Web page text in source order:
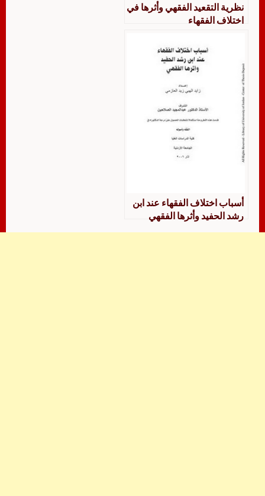
نظرية التقعيد الفقهي وأثرها في
اختلاف الفقهاء
أسباب اختلاف الفقهاء عند ابن
رشد الحفيد وأثرها الفقهي